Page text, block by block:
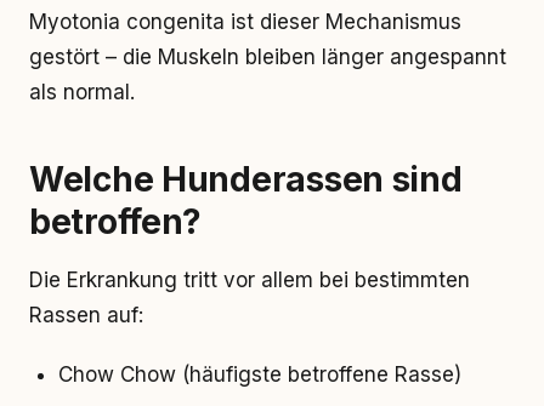
Myotonia congenita ist dieser Mechanismus
gestört – die Muskeln bleiben länger angespannt
als normal.
Welche Hunderassen sind
betroffen?
Die Erkrankung tritt vor allem bei bestimmten
Rassen auf:
Chow Chow (häufigste betroffene Rasse)